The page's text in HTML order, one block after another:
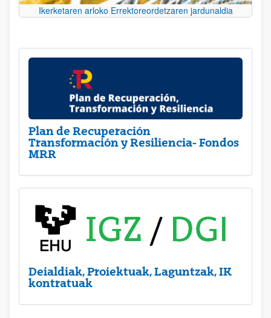
Ikerketaren arloko Errektoreordetzaren jardunaldia
Plan de Recuperación
Transformación y Resiliencia- Fondos
MRR
Deialdiak, Proiektuak, Laguntzak, IK
kontratuak